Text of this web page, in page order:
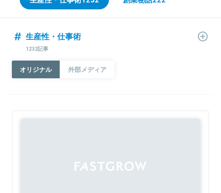
生産性・仕事術
1232記事
オリジナル 外部メディア